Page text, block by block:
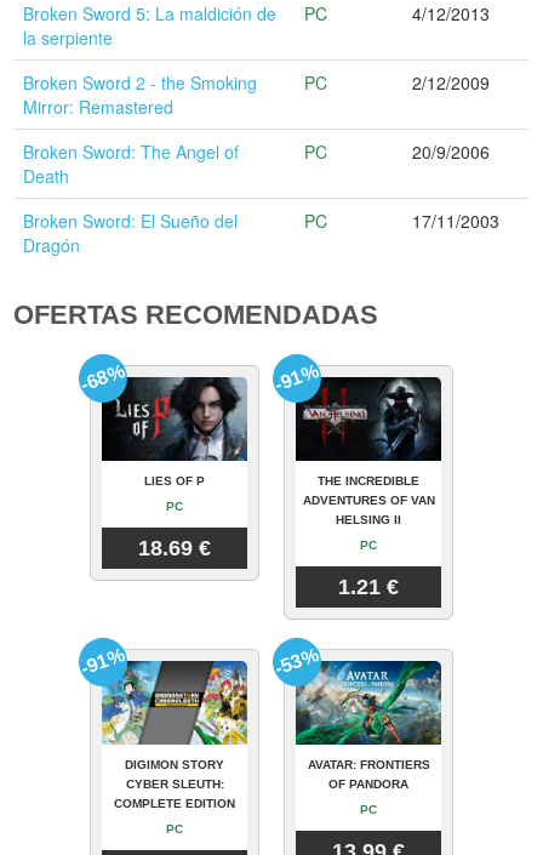
Broken Sword 5: La maldición de
la serpiente
PC 4/12/2013
Broken Sword 2 - the Smoking
Mirror: Remastered
PC 2/12/2009
Broken Sword: The Angel of
Death
PC 20/9/2006
Broken Sword: El Sueño del
Dragón
PC 17/11/2003
OFERTAS RECOMENDADAS
LIES OF P
PC
18.69 €
-68%
THE INCREDIBLE
ADVENTURES OF VAN
HELSING II
PC
1.21 €
-91%
DIGIMON STORY
CYBER SLEUTH:
COMPLETE EDITION
PC
-91%
AVATAR: FRONTIERS
OF PANDORA
PC
-53%